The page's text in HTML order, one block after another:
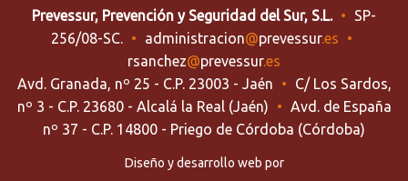
Prevessur, Prevención y Seguridad del Sur, S.L. •
SP-
256/08-SC. • administracion@prevessur.es
•
rsanchez@prevessur.es
Avd. Granada, nº 25 - C.P. 23003 - Jaén
•
C/ Los Sardos,
nº 3 - C.P. 23680 - Alcalá la Real (Jaén)
• Avd. de España
nº 37 - C.P. 14800 - Priego de Córdoba (Córdoba)
Diseño y desarrollo web por